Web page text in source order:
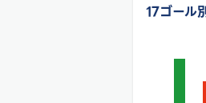
17ゴール